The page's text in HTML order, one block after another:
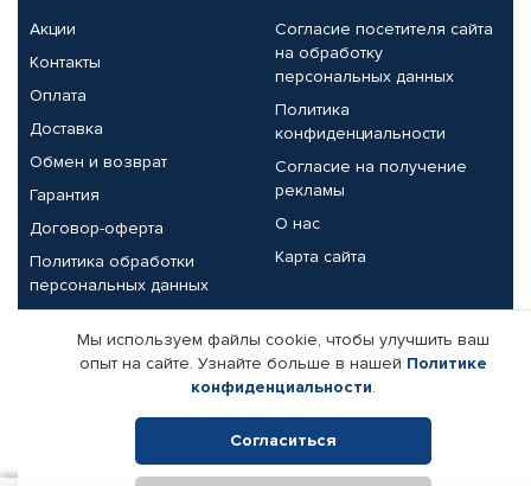
Акции
Контакты
Оплата
Доставка
Обмен и возврат
Гарантия
Договор-оферта
Политика обработки
персональных данных
Согласие посетителя сайта
на обработку
персональных данных
Политика
конфиденциальности
Согласие на получение
рекламы
О нас
Карта сайта
Партнерам
Корпоративным клиентам
Поставщикам
Реквизиты компании
Мы используем файлы cookie, чтобы улучшить ваш
опыт на сайте. Узнайте больше в нашей Политике
конфиденциальности.
Согласиться